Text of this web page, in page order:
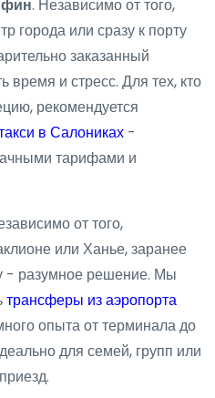
. Независимо от того,
города или сразу к порту
заказанный
время и стресс. Для тех, кто
рекомендуется
в Салониках -
тарифами и
от того,
или Ханье, заранее
- разумное решение. Мы
трансферы из аэропорта
опыта от терминала до
для семей, групп или